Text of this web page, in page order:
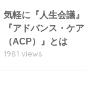
気軽に『人生会議』
『アドバンス・ケ
（ACP）』とは
1981 views